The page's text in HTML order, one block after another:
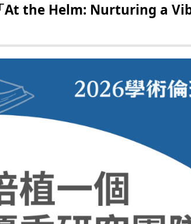
「At the Helm: Nurturing a